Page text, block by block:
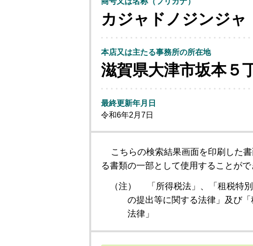
カジャドノジンジャ
本店又は主たる事務所の所在地
滋賀県大津市坂本５
最終更新年月日
令和6年2月7日
こちらの検索結果画面を印刷した
る書類の一部として使用することがで
（注）
「所得税法」、「租税特
の提出等に関する法律」及び
法律」